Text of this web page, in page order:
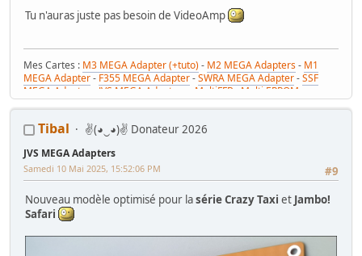
Tu n'auras juste pas besoin de VideoAmp
Mes Cartes : M3 MEGA Adapter (+tuto) - M2 MEGA Adapters- M1
MEGA Adapter- F355 MEGA Adapter-SWRA MEGA Adapter-SSF
MEGA Adapter
JVS MEGA Adapters
MultiFFB : Multi EPROM pour
RaceCab Multi sur Initial D-Daytona 2 & Sega Rally 2 sur cab Scud
Mes WIP :Fast & Furious Super Bikes
Crisis 4 DX-Pole Position Upright
Tibal ✌(◕‿◕)✌ Donateur 2026
JVS MEGA Adapters
#9
Samedi 10 Mai 2025, 15:52:06 PM
Nouveau modèle optimisé pour lasérie Crazy Taxi et Jambo!
Safari